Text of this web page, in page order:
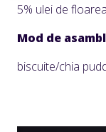
5% ulei de
Mod de
biscuite/chia